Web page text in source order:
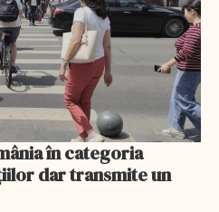
în categoria
dar transmite un